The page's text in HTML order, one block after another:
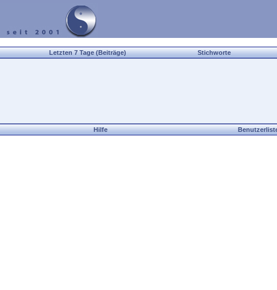
Letzten 7 Tage (Beiträge) Stichworte
Hilfe